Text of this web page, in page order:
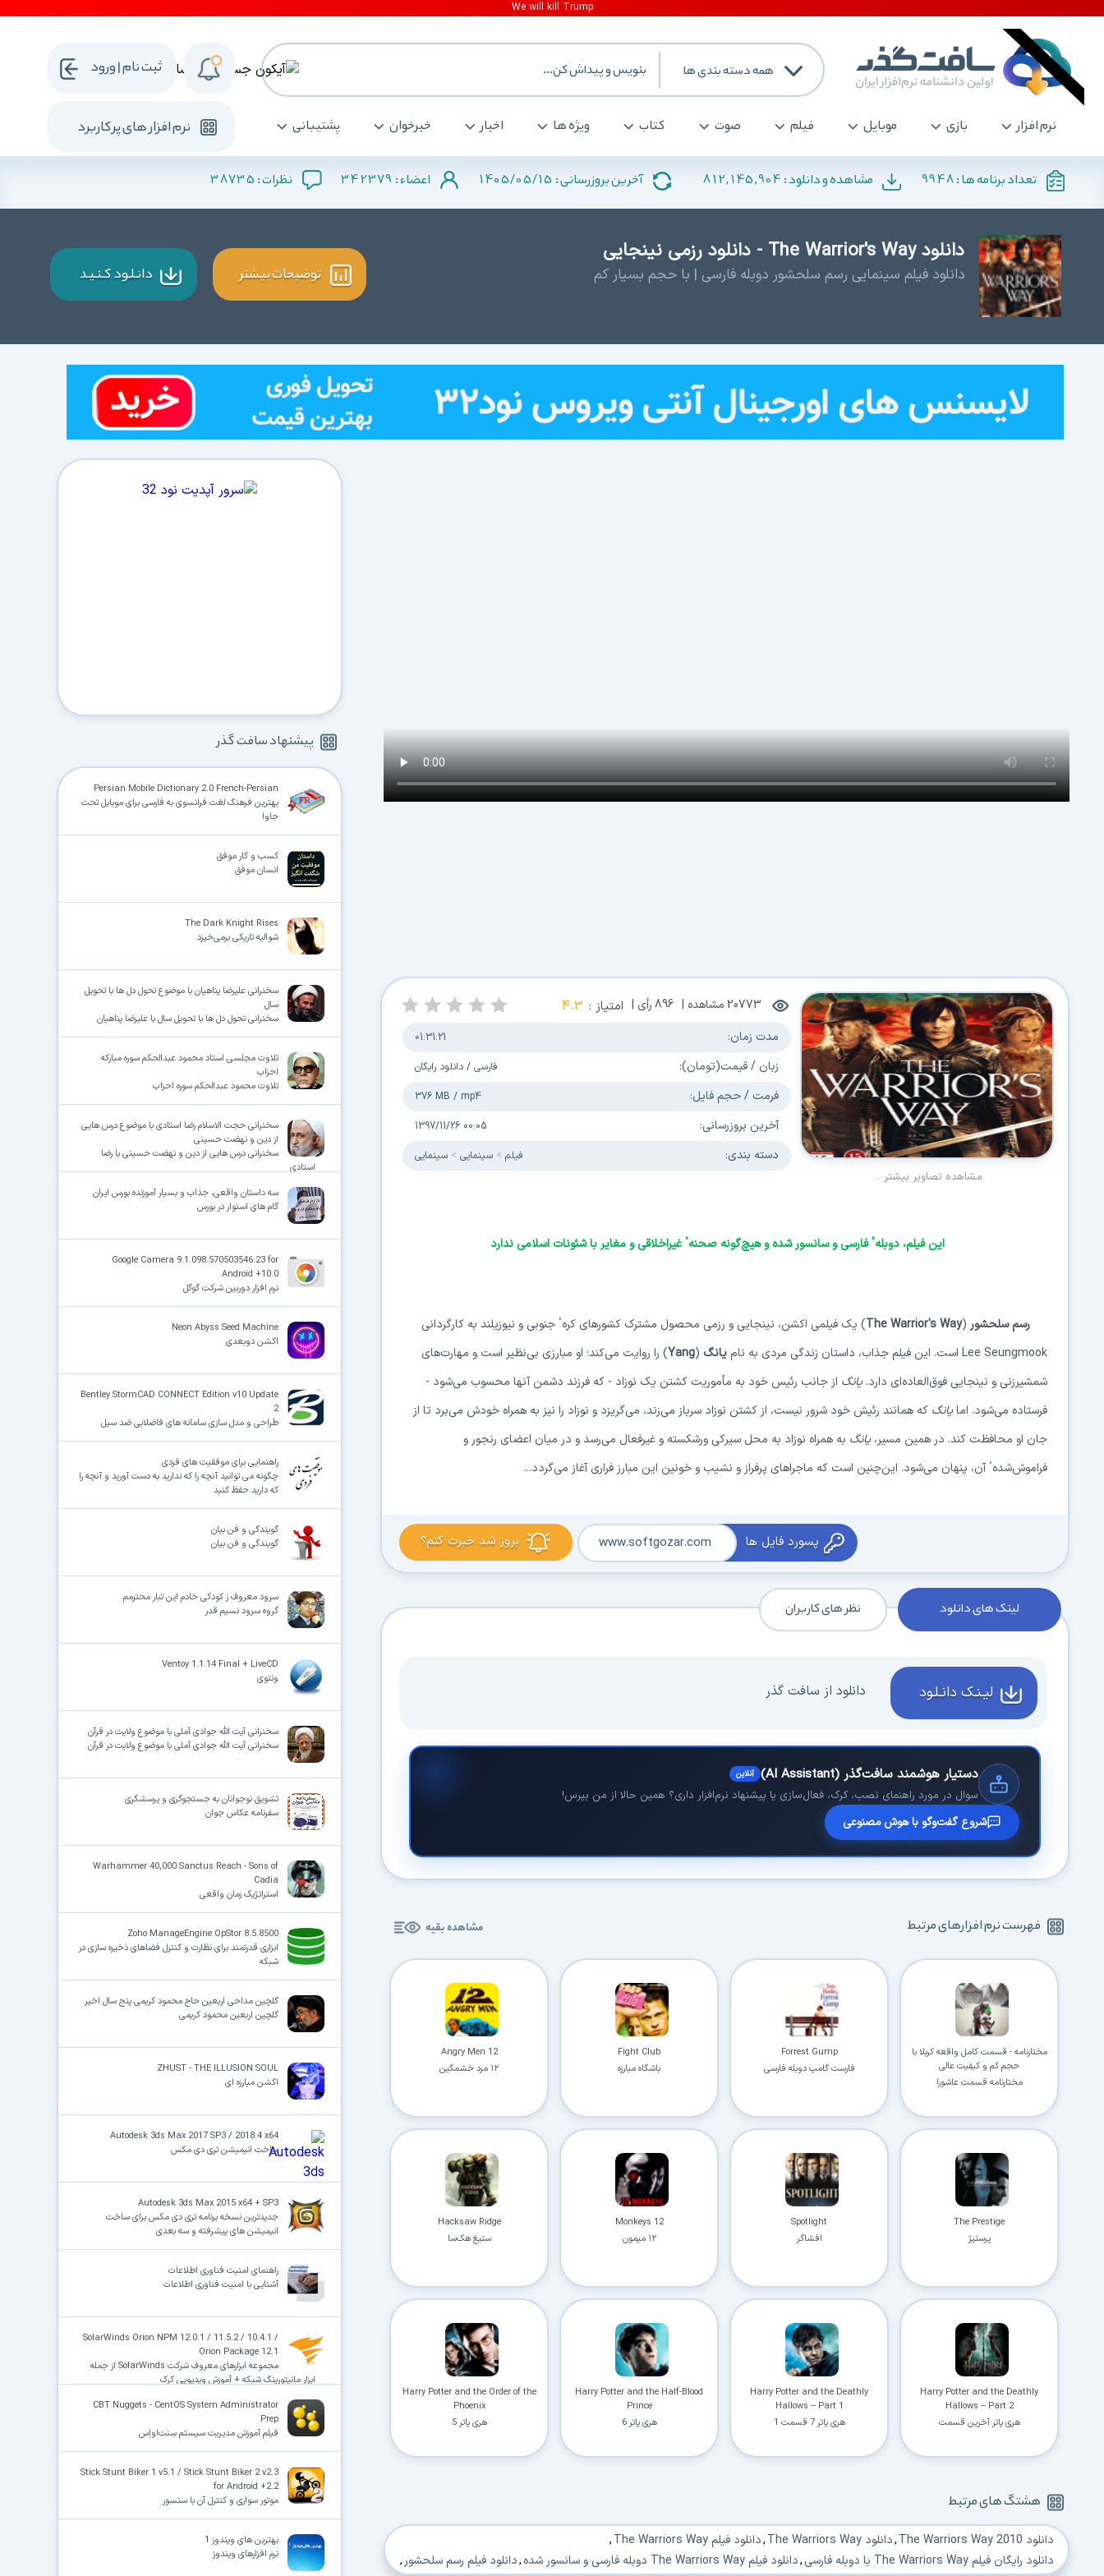
همه دسته بندی ها
نرم افزار بازی موبایل فیلم صوت کتاب ویژه ها اخبار خبرخوان پشتیبانی نرم افزار های پرکاربرد
ثبت نام | ورود
تعداد برنامه ها :9948 مشاهده و دانلود : 812,145,904 آخرین بروزرسانی : 1405/05/15 اعضاء : 342379 نظرات : 38735
دانلود The Warrior's Way - دانلود رزمی نینجایی
دانلود فیلم سینمایی رسم سلحشور دوبله فارسی | با حجم بسیار کم توضیحات بیشتر دانـلـود کـنـیـد
مشاهده تصاویر بیشتر ...
20773مشاهده | 896رأی | امتیاز : 4.3
مدت زمان: 01:31:21
زبان / قیمت(تومان): فارسی / دانلود رایگان
فرمت / حجم فایل: 376 MB / mp4
آخرین بروزرسانی: 1397/11/26 00:05
دسته بندی: فیلم سینمایی سینمایی
این فیلم، دوبلهٴ فارسی و سانسور شده و هیچ‌گونه صحنهٴ غیراخلاقی و مغایر با شئونات اسلامی ندارد
رسم سلحشور (The Warrior's Way) یک فیلمی اکشن، نینجایی و رزمی محصول مشترک کشورهای کرهٴ جنوبی و نیوزیلند به کارگردانی
Lee Seungmook است. این فیلم جذاب، داستان زندگی مردی به نام یانگ (Yang)
را روایت می‌کند؛ او مبارزی بی‌نظیر است و مهارت‌های
شمشیرزنی و نینجایی فوق‌العاده‌ای دارد. یانگ از جانب رئیس خود به مأموریت کشتن یک نوزاد - که فرزند دشمن آنها محسوب می‌شود -
فرستاده می‌شود. امایانگ که همانند رئیش خود شرور نیست، از کشتن نوزاد سرباز می‌زند، می‌گریزد و نوزاد را نیز به همراه خودش می‌برد تا از
جان او محافظت کند. در همین مسیر، یانگ به همراه نوزاد به محل سیرکی ورشکسته و غیرفعال می‌رسد و در میان اعضای رنجور و
فراموش‌شدهٴ آن، پنهان می‌شود. این‌چنین است که ماجراهای پرفراز و نشیب و خونین این مبارز فراری آغاز می‌گردد...
بروز شد خبرت کنم؟ پسورد فایل ها www.softgozar.com
لینک های دانلود نظر های کاربران
لیـنـک دانـلـود دانلود از سافت گذر
دستیار هوشمند سافت‌گذر (AI Assistant) آنلاین
سوال در مورد راهنمای نصب، کرک، فعال‌سازی یا پیشنهاد نرم‌افزار داری؟ همین حالا از من بپرس!
شروع گفت‌وگو با هوش مصنوعی
فهرست نرم افزارهای مرتبط مشاهده بقیه
مختارنامه - قسمت کامل واقعه کربلا با
حجم کم و کیفیت عالی
مختارنامه قسمت عاشورا
Forrest Gump
فارست گامپ دوبله فارسی
Fight Club
باشگاه مبارزه
12 Angry Men
۱۲ مرد خشمگین
The Prestige
پرستیژ
Spotlight
افشاگر
12 Monkeys
۱۲ میمون
Hacksaw Ridge
ستیغ هک‌سا
Harry Potter and the Deathly
Hallows – Part 2
هری پاتر آخرین قسمت
Harry Potter and the Deathly
Hallows – Part 1
هری پاتر 7 قسمت 1
Harry Potter and the Half-Blood
Prince
هری پاتر 6
Harry Potter and the Order of the
Phoenix
هری پاتر 5
هشتگ های مرتبط
دانلود The Warriors Way 2010 ,دانلود The Warriors Way ,دانلود فیلم The Warriors Way
,
دانلود رایگان فیلم The Warriors Way با دوبله فارسی
,دانلود فیلم The Warriors Way دوبله فارسی و سانسور شده ,دانلود فیلم رسم سلحشور ,
پیشنهاد سافت گذر
Persian Mobile Dictionary 2.0 French-Persian
بهترین فرهنگ لغت فرانسوی به فارسی برای موبایل تحت
جاوا
کسب و کار موفق
انسان موفق
The Dark Knight Rises
شوالیه تاریکی برمی‌خیزد
سخنرانی علیرضا پناهیان با موضوع تحول دل ها با تحویل
سال
سخنرانی تحول دل ها با تحویل سال با علیرضا پناهیان
تلاوت مجلسی استاد محمود عبدالحکم سوره مبارکه
احزاب
تلاوت محمود عبدالحکم سوره احزاب
سخنرانی حجت الاسلام رضا استادی با موضوع درس هایی
از دین و نهضت حسینی
سخنرانی درس هایی از دین و نهضت حسینی با رضا
استادی
سه داستان واقعی، جذاب و بسیار آموزنده بورس ایران
گام های استوار در بورس
Google Camera 9.1.098.570503546.23 for
Android +10.0
نرم افزار دوربین شرکت گوگل
Neon Abyss Seed Machine
اکشن دوبعدی
Bentley StormCAD CONNECT Edition v10 Update
2
طراحی و مدل سازی سامانه های فاضلابی ضد سیل
راهنمایی برای موفقیت های فردی
چگونه می توانید آنچه را که ندارید به دست آورید و آنچه را
که دارید حفظ کنید
گویندگی و فن بیان
گویندگی و فن بیان
سرود معروف ز کودکی خادم این تبار محترمم
گروه سرود نسیم قدر
Ventoy 1.1.14 Final + LiveCD
ونتوی
سخنرانی آیت الله جوادی آملی با موضوع ولایت در قرآن
سخنرانی آیت الله جوادی آملی با موضوع ولایت در قرآن
تشویق نوجوانان به جستجوگری و پرسشگری
سفرنامه عکاس جوان
Warhammer 40,000 Sanctus Reach - Sons of
Cadia
استراتژیک زمان واقعی
Zoho ManageEngine OpStor 8.5.8500
ابزاری قدرتمند برای نظارت و کنترل فضاهای ذخیره سازی در
شبکه
گلچین مداحی اربعین حاج محمود کریمی پنج سال اخیر
گلچین اربعین محمود کریمی
ZHUST - THE ILLUSION SOUL
اکشن مبارزه ای
Autodesk 3ds Max 2017 SP3 / 2018.4 x64
ساخت انیمیشن تری دی مکس
Autodesk 3ds Max 2015 x64 + SP3
جدیدترین نسخه برنامه تری دی مکس برای ساخت
انیمیشن های پیشرفته و سه بعدی
راهنمای امنیت فناوری اطلاعات
آشنایی با امنیت فناوری اطلاعات
SolarWinds Orion NPM 12.0.1 / 11.5.2 / 10.4.1 /
Orion Package 12.1
مجموعه ابزارهای معروف شرکت SolarWinds از جمله
ابزار مانیتورینگ شبکه + آموزش ویدیویی کرک
CBT Nuggets - CentOS System Administrator
Prep
فیلم آموزش مدیریت سیستم سِنت‌اواِس
Stick Stunt Biker 1 v5.1 / Stick Stunt Biker 2 v2.3
for Android +2.2
موتور سواری و کنترل آن با سنسور
بهترین های ویندوز 1
نرم افزارهای ویندوز
در حال آماده‌سازی لینک دانلود...
⚡ دیگر هیچ‌وقت منتظر نمانید (دانلود فوری)
🚀
🤖 دسترسی نامحدود به دستیار هوشمند AI
راهنمای نصب، رفع خطاهای کرک و پیشنهاد نرم‌افزارهای کاربردی
🤖 دسترسی نامحدود به هوش مصنوعی 📂 دانلود موازی چند فایل🗄️ دسترسی به آرشیو کامل نسخه‌ها
⚡ همین حالا بدون انتظار دانلود کن
(معادل ماهیانه 27,250 تومان در اشتراک یک‌ساله)
قبلاً عضو شدم — ورود به حساب کاربری